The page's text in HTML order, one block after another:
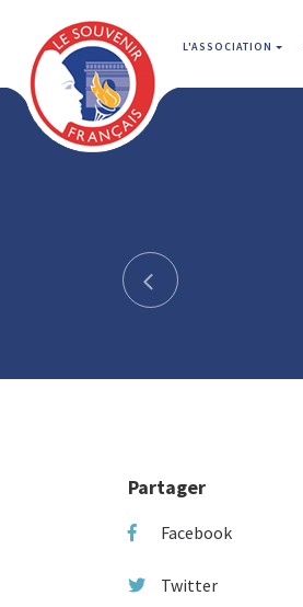
L'ASSOCIATION
Partager
Facebook
Twitter